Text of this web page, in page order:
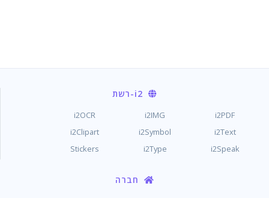
i2-רשת
i2PDF
i2IMG
i2OCR
i2Text
i2Symbol
i2Clipart
i2Speak
i2Type
Stickers
חברה